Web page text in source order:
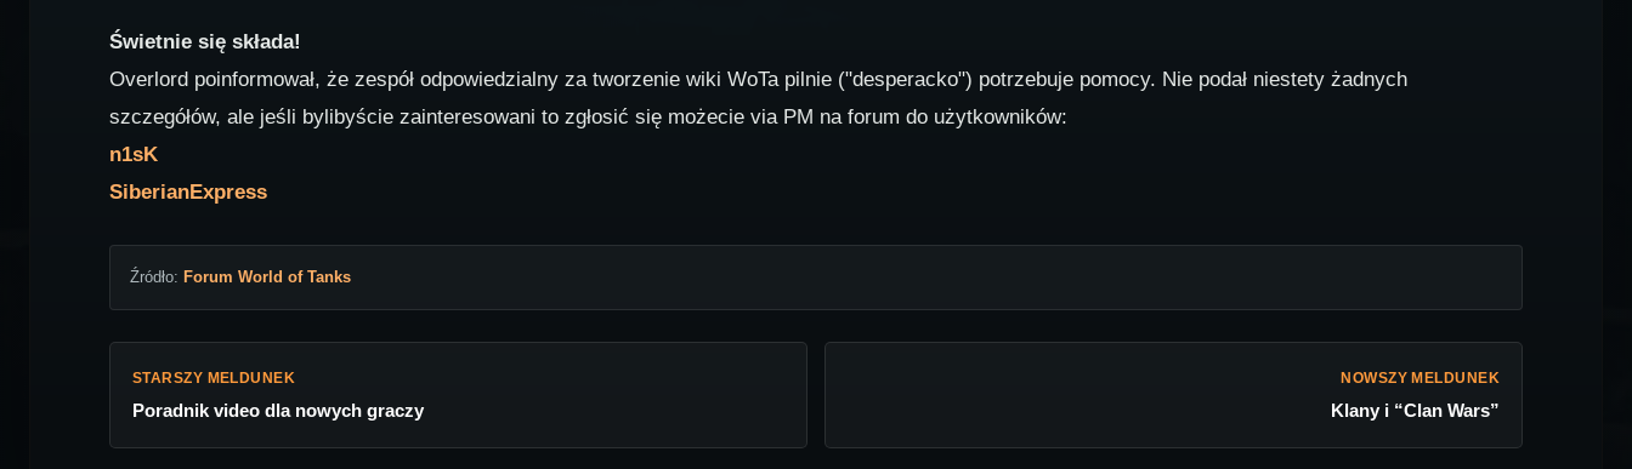
Świetnie się składa!
Overlord poinformował, że zespół odpowiedzialny za tworzenie wiki WoTa pilnie ("desperacko") potrzebuje pomocy. Nie podał niestety żadnych
szczegółów, ale jeśli bylibyście zainteresowani to zgłosić się możecie via PM na forum do użytkowników:
n1sK
SiberianExpress
Źródło: Forum World of Tanks
STARSZY MELDUNEK
Poradnik video dla nowych graczy
NOWSZY MELDUNEK
Klany i “Clan Wars”